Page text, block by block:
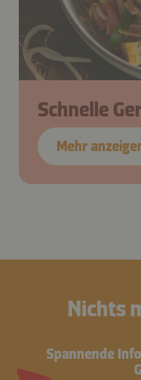
Schnelle
Mehr
Nichts
Spannende